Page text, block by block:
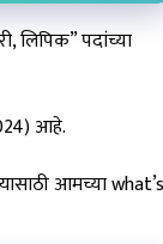
लिपिक” पदांच्या
आहे.
आमच्या what’s